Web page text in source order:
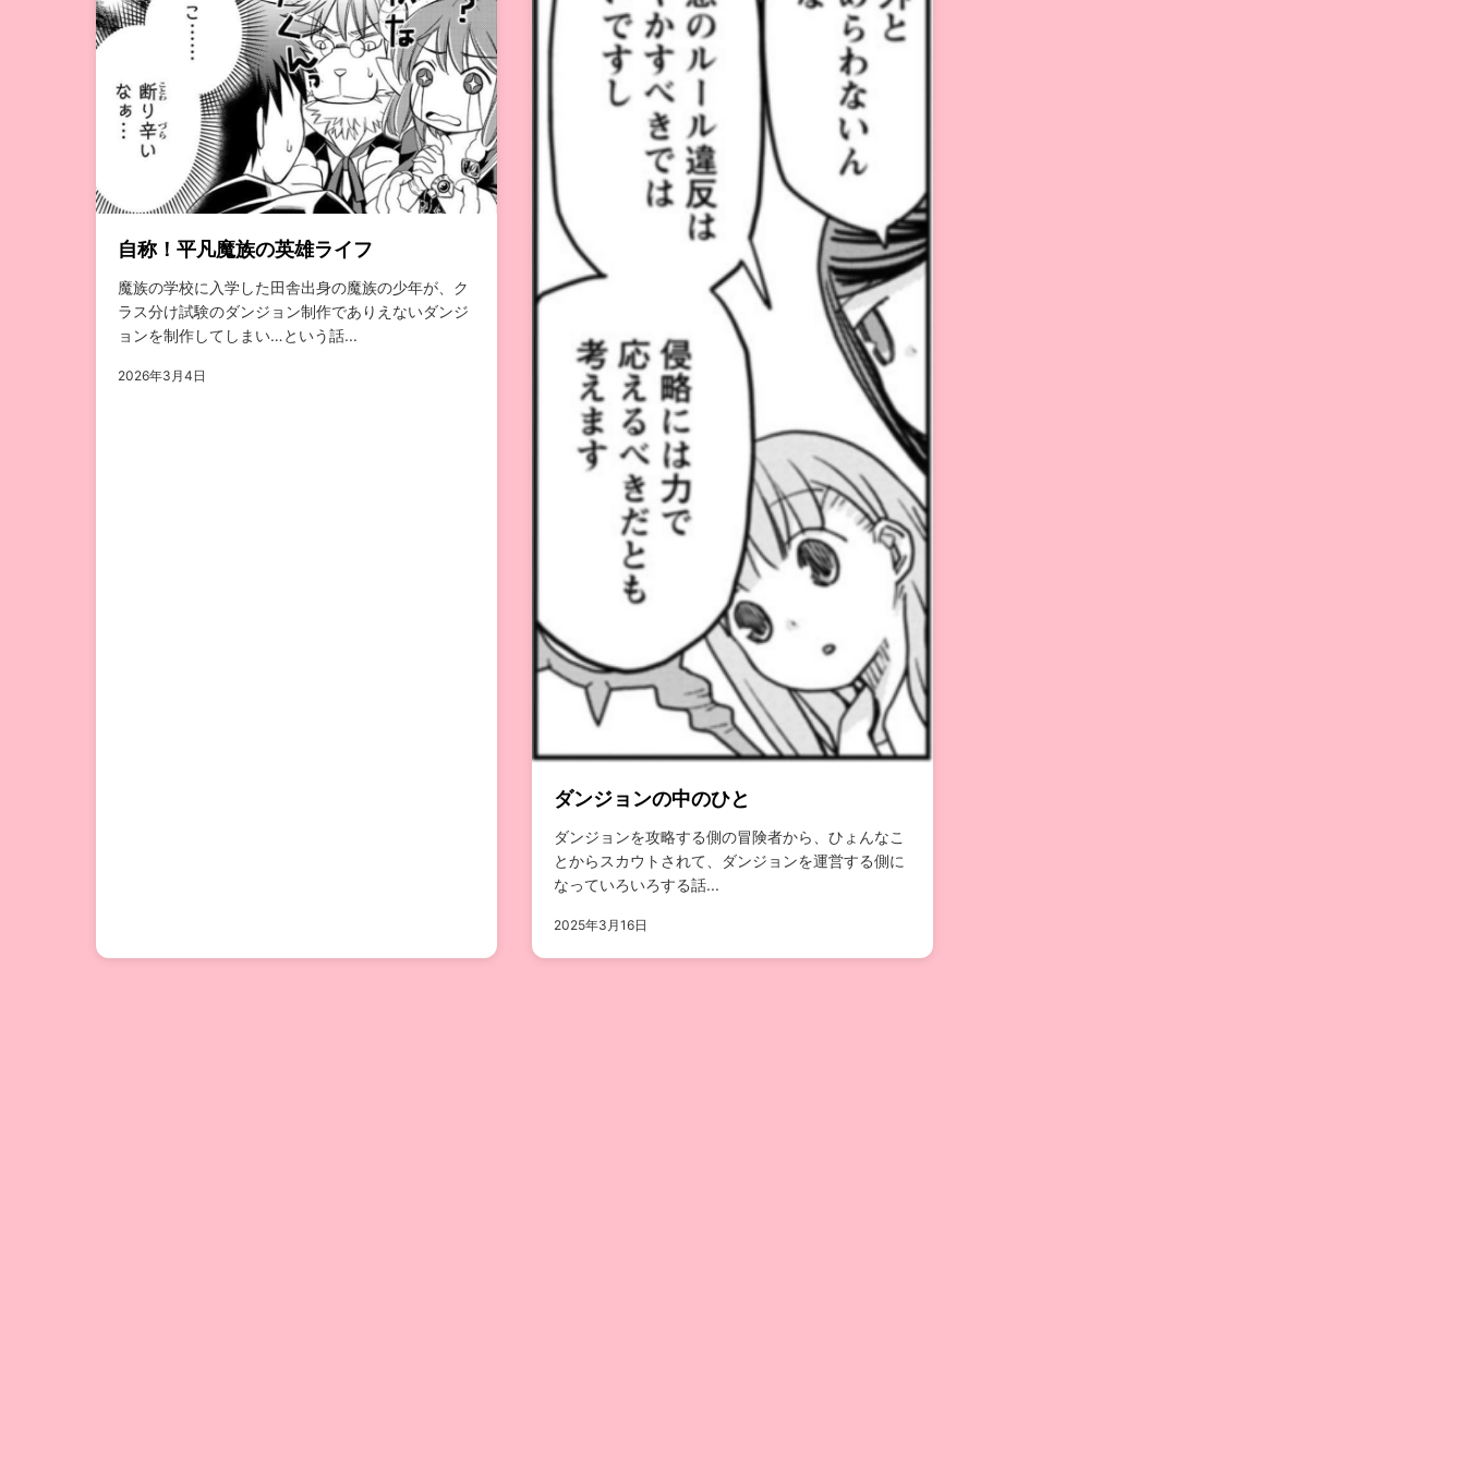
自称！平凡魔族の英雄ライフ
魔族の学校に入学した田舎出身の魔族の少年が、ク
ラス分け試験のダンジョン制作でありえないダンジ
ョンを制作してしまい…という話...
2026年3月4日
ダンジョンの中のひと
ダンジョンを攻略する側の冒険者から、ひょんなこ
とからスカウトされて、ダンジョンを運営する側に
なっていろいろする話...
2025年3月16日